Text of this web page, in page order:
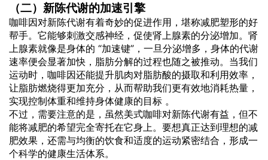
（二）新陈代谢的加速引擎
咖啡因对新陈代谢有着奇妙的促进作用，堪称减肥塑形的好
帮手。它能够刺激交感神经，促使肾上腺素的分泌增加。肾
上腺素就像是身体的 “加速键”，一旦分泌增多，身体的代谢
速率便会显著加快，脂肪分解的过程也随之被推动。当我们
运动时，咖啡因还能提升肌肉对脂肪酸的摄取和利用效率，
让脂肪燃烧得更加充分，从而帮助我们更有效地消耗热量，
实现控制体重和维持身体健康的目标 。
不过，需要注意的是，虽然美式咖啡对新陈代谢有益，但不
能将减肥的希望完全寄托在它身上。要想真正达到理想的减
肥效果，还需与均衡的饮食和适度的运动紧密结合，形成一
个科学的健康生活体系。